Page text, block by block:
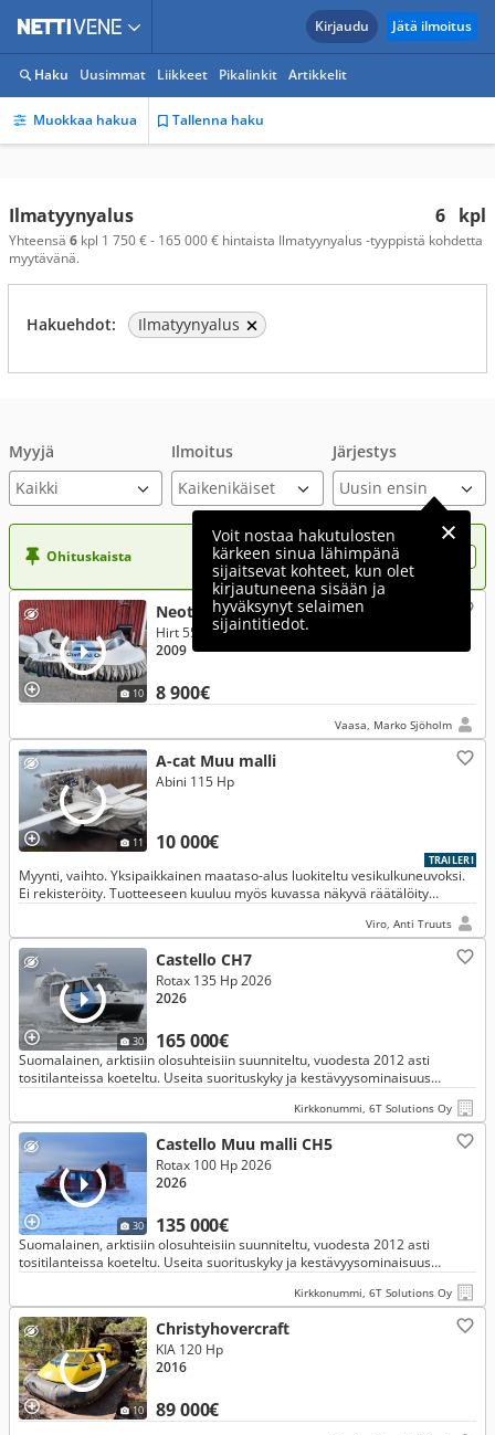
Kirjaudu Jätä ilmoitus
Haku Uusimmat Liikkeet Pikalinkit Artikkelit
Muokkaa hakua Tallenna haku
6 kpl
Ilmatyynyalus
Yhteensä 6 kpl 1 750 € - 165 000 € hintaista Ilmatyynyalus -tyyppistä kohdetta
myytävänä.
Hakuehdot: Ilmatyynyalus
Myyjä Ilmoitus Järjestys
Voit nostaa hakutulosten
kärkeen sinua lähimpänä
sijaitsevat kohteet, kun olet
kirjautuneena sisään ja
hyväksynyt selaimen
sijaintitiedot.
Ohituskaista Nosta ilmoituksesi tähän?
10
Neoteric Hovercraft 3876
8 900€
Hirt 55 Hp 2009
2009
Vaasa, Marko Sjöholm
11
A-cat Muu malli
10 000€
Abini 115 Hp
TRAILERI
Myynti, vaihto. Yksipaikkainen maataso-alus luokiteltu vesikulkuneuvoksi.
Ei rekisteröity. Tuotteeseen kuuluu myös kuvassa näkyvä räätälöity
Viro, Anti Truuts
30
Castello CH7
165 000€
Rotax 135 Hp 2026
2026
Suomalainen, arktisiin olosuhteisiin suunniteltu, vuodesta 2012 asti
tositilanteissa koeteltu. Useita suorituskyky ja kestävyysominaisuus
Kirkkonummi, 6T Solutions Oy
30
Castello Muu malli CH5
135 000€
Rotax 100 Hp 2026
2026
Suomalainen, arktisiin olosuhteisiin suunniteltu, vuodesta 2012 asti
tositilanteissa koeteltu. Useita suorituskyky ja kestävyysominaisuus
Kirkkonummi, 6T Solutions Oy
10
Christyhovercraft
89 000€
KIA 120 Hp
2016